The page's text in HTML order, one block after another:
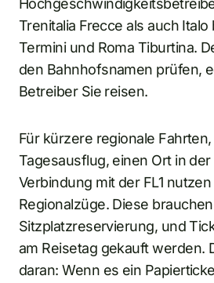
Trenitalia Frecce als auch
Termini und Roma Tiburtina.
den Bahnhofsnamen prüfen,
Betreiber Sie reisen.
Für kürzere regionale
Tagesausflug, einen Ort in
Verbindung mit der FL1
Regionalzüge. Diese
Sitzplatzreservierung, und
am Reisetag gekauft werden.
daran: Wenn es ein